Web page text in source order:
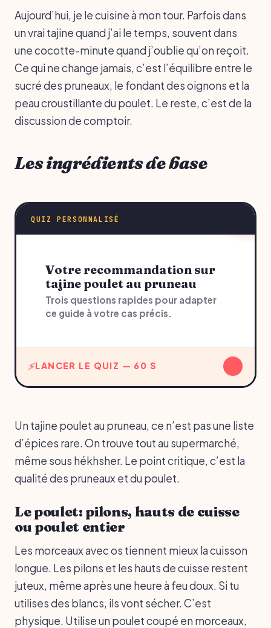
Aujourd’hui, je le cuisine à mon tour. Parfois dans
un vrai tajine quand j’ai le temps, souvent dans
une cocotte-minute quand j’oublie qu’on reçoit.
Ce qui ne change jamais, c’est l’équilibre entre le
sucré des pruneaux, le fondant des oignons et la
peau croustillante du poulet. Le reste, c’est de la
discussion de comptoir.
Les ingrédients de base
QUIZ PERSONNALISÉ
Votre recommandation sur
tajine poulet au pruneau
Trois questions rapides pour adapter
ce guide à votre cas précis.
LANCER LE QUIZ — 60 S
Un tajine poulet au pruneau, ce n’est pas une liste
d’épices rare. On trouve tout au supermarché,
même sous hékhsher. Le point critique, c’est la
qualité des pruneaux et du poulet.
Le poulet: pilons, hauts de cuisse
ou poulet entier
Les morceaux avec os tiennent mieux la cuisson
longue. Les pilons et les hauts de cuisse restent
juteux, même après une heure à feu doux. Si tu
utilises des blancs, ils vont sécher. C’est
physique. Utilise un poulet coupé en morceaux,